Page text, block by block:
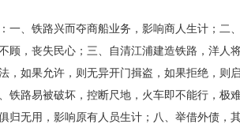
一、铁路兴而夺商船业务，影响商人生计；二
顾，丧失民心；三、自清江浦建造铁路，洋人
，如果允许，则无异开门揖盗，如果拒绝，则
铁路易被破坏，控断尺地，火车即不能行，极
归无用，影响原有人员生计；八、举借外债，